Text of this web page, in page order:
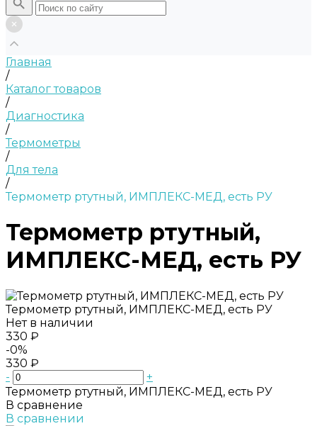
Главная
/
Каталог товаров
/
Диагностика
/
Термометры
/
Для тела
/
Термометр ртутный, ИМПЛЕКС-МЕД, есть РУ
Термометр ртутный,
ИМПЛЕКС-МЕД, есть РУ
Термометр ртутный, ИМПЛЕКС-МЕД, есть РУ
Нет в наличии
330 ₽
-0%
330 ₽
-
+
Термометр ртутный, ИМПЛЕКС-МЕД, есть РУ
В сравнение
В сравнении